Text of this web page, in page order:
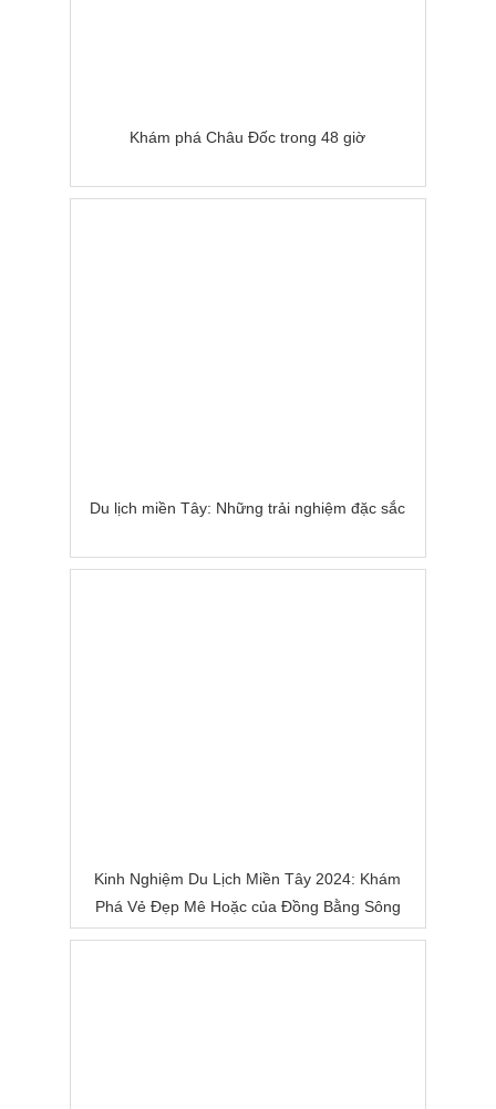
Khám phá Châu Đốc trong 48 giờ
Du lịch miền Tây: Những trải nghiệm đặc sắc
Kinh Nghiệm Du Lịch Miền Tây 2024: Khám
Phá Vẻ Đẹp Mê Hoặc của Đồng Bằng Sông
Nước